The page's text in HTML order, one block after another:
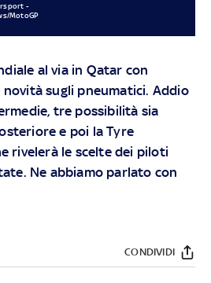
-
MotoGP
al via in Qatar con
novità sugli pneumatici. Addio
tre possibilità sia
e poi la Tyre
rivelerà le scelte dei piloti
Ne abbiamo parlato con
CONDIVIDI